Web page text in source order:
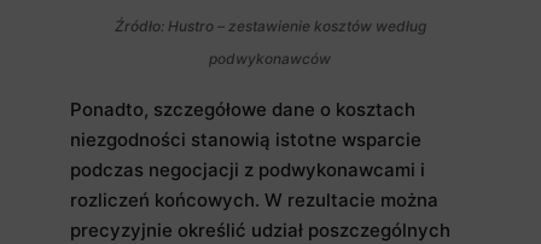
Źródło: Hustro – zestawienie kosztów według
podwykonawców
Ponadto, szczegółowe dane o kosztach
niezgodności stanowią istotne wsparcie
podczas negocjacji z podwykonawcami i
rozliczeń końcowych. W rezultacie można
precyzyjnie określić udział poszczególnych